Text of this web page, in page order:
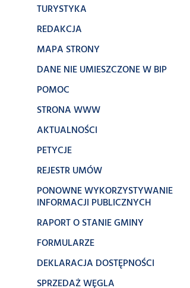
TURYSTYKA
REDAKCJA
MAPA STRONY
DANE NIE UMIESZCZONE W BIP
POMOC
STRONA WWW
AKTUALNOŚCI
PETYCJE
REJESTR UMÓW
PONOWNE WYKORZYSTYWANIE
INFORMACJI PUBLICZNYCH
RAPORT O STANIE GMINY
FORMULARZE
DEKLARACJA DOSTĘPNOŚCI
SPRZEDAŻ WĘGLA